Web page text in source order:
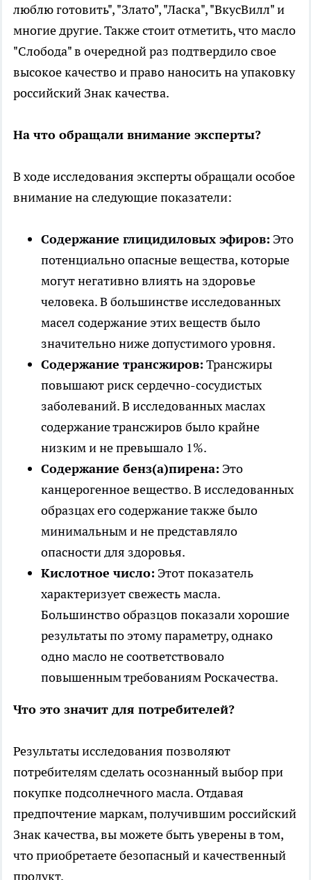
люблю готовить", "Злато", "Ласка", "ВкусВилл" и
многие другие. Также стоит отметить, что масло
"Слобода" в очередной раз подтвердило свое
высокое качество и право наносить на упаковку
российский Знак качества.
На что обращали внимание эксперты?
В ходе исследования эксперты обращали особое
внимание на следующие показатели:
Содержание глицидиловых эфиров: Это
потенциально опасные вещества, которые
могут негативно влиять на здоровье
человека. В большинстве исследованных
масел содержание этих веществ было
значительно ниже допустимого уровня.
Содержание трансжиров: Трансжиры
повышают риск сердечно-сосудистых
заболеваний. В исследованных маслах
содержание трансжиров было крайне
низким и не превышало 1%.
Содержание бенз(а)пирена: Это
канцерогенное вещество. В исследованных
образцах его содержание также было
минимальным и не представляло
опасности для здоровья.
Кислотное число: Этот показатель
характеризует свежесть масла.
Большинство образцов показали хорошие
результаты по этому параметру, однако
одно масло не соответствовало
повышенным требованиям Роскачества.
Что это значит для потребителей?
Результаты исследования позволяют
потребителям сделать осознанный выбор при
покупке подсолнечного масла. Отдавая
предпочтение маркам, получившим российский
Знак качества, вы можете быть уверены в том,
что приобретаете безопасный и качественный
продукт.